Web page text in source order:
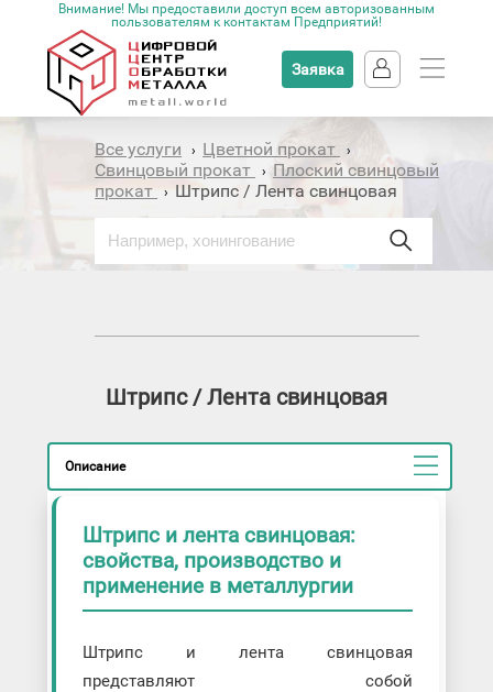
Внимание! Мы предоставили доступ всем авторизованным
пользователям к контактам Предприятий!
Заявка
Все услуги › Цветной прокат ›
Свинцовый прокат › Плоский свинцовый
прокат
› Штрипс / Лента свинцовая
Штрипс / Лента свинцовая
Описание
Штрипс и лента свинцовая:
свойства, производство и
применение в металлургии
Штрипс и лента свинцовая
представляют собой